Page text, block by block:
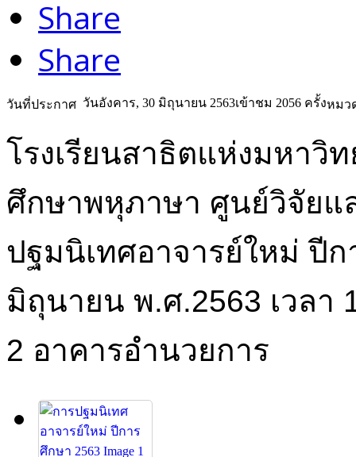
Share
Share
วันที่ประกาศ วันอังคาร, 30 มิถุนายน 2563เข้าชม 2056 ครั้งหมว
โรงเรียนสาธิตแห่งมหาวิ
ศึกษาพหุภาษา ศูนย์วิจัย
ปฐมนิเทศอาจารย์ใหม่ ปี
มิถุนายน พ.ศ.2563 เวลา
2 อาคารอำนวยการ